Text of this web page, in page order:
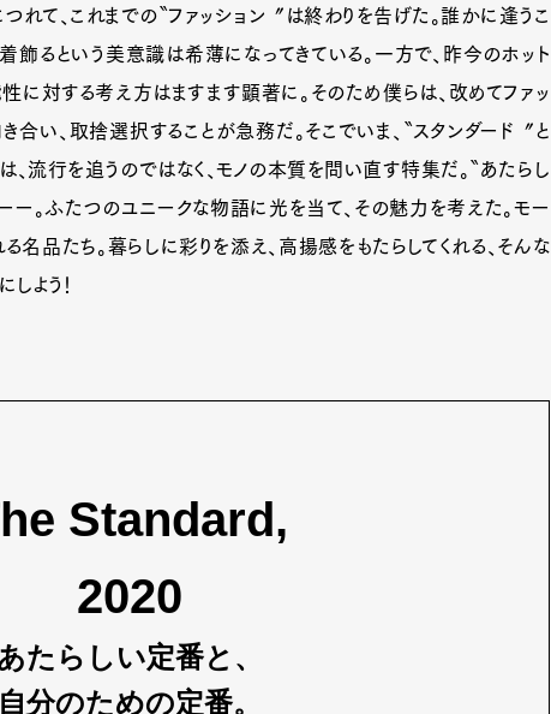
れて、これまでの〝ファッション〞は終わりを告げた。誰かに逢うこ
飾るという美意識は希薄になってきている。一方で、昨今のホット
に対する考え方はますます顕著に。そのため僕らは、改めてファッ
い、取捨選択することが急務だ。そこでいま、〝スタンダード〞と
流行を追うのではなく、モノの本質を問い直す特集だ。〝あたらし
ー。ふたつのユニークな物語に光を当て、その魅力を考えた。モー
名品たち。暮らしに彩りを添え、高揚感をもたらしてくれる、そんな
よう！
Standard,
2020
たらしい定番と、
自分のための定番。